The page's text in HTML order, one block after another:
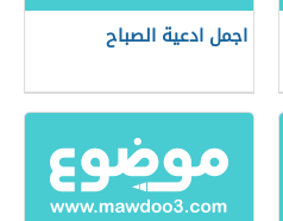
اجمل ادعية الصباح